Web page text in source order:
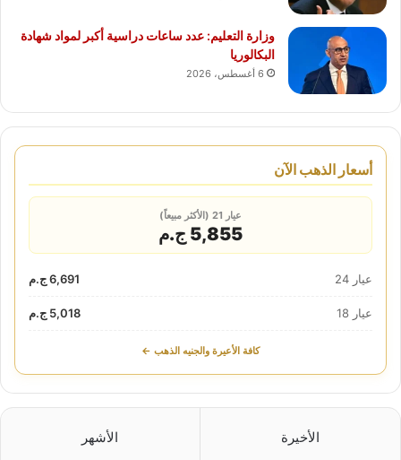
وزارة التعليم: عدد ساعات دراسية أكبر لمواد شهادة
البكالوريا
6 أغسطس، 2026
أسعار الذهب الآن
عيار 21 (الأكثر مبيعاً)
5,855 ج.م
عيار 24 6,691 ج.م
عيار 18 5,018 ج.م
كافة الأعيرة والجنيه الذهب ←
الأخيرة الأشهر